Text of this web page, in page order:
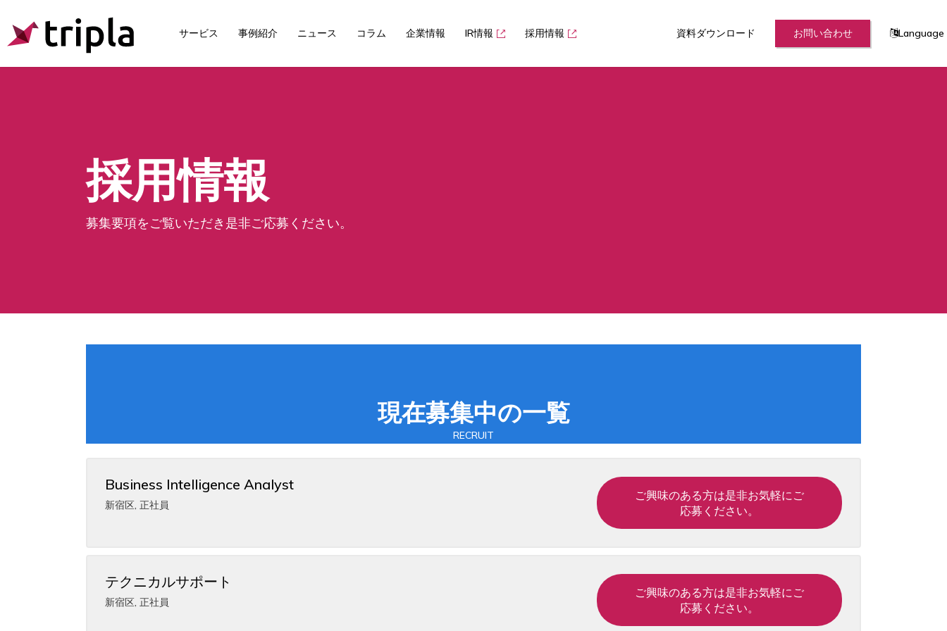
サービス 事例紹介 ニュース コラム 企業情報 IR情報 採用情報 資料ダウンロード お問い合わせ Language
採用情報
募集要項をご覧いただき是非ご応募ください。
現在募集中の一覧
RECRUIT
Business Intelligence Analyst
新宿区, 正社員
ご興味のある方は是非お気軽にご
応募ください。
テクニカルサポート
新宿区, 正社員
ご興味のある方は是非お気軽にご
応募ください。